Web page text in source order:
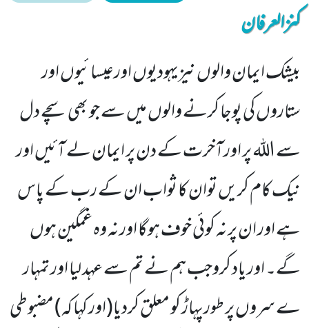
کنزالعرفان
بیشک ایمان والوں نیزیہودیوں اورعیسائیوں اور
ستاروں کی پوجا کرنے والوں میں سے جو بھی سچے دل
سے اللہ پر اورآخرت کے دن پر ایمان لے آئیں اور
نیک کام کریں توان کا ثواب ان کے رب کے پاس
ہے اور ان پر نہ کوئی خوف ہوگا اور نہ وہ غمگین ہوں
گے۔ اور یاد کروجب ہم نے تم سے عہد لیا اور تمہار
ے سروں پر طورپہاڑ کو معلق کردیا(اور کہا کہ) مضبوطی